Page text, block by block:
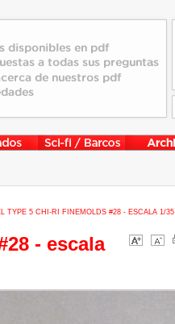
TYPE 5 CHI-RI FINEMOLDS #28 - ESCALA 1/35
- escala